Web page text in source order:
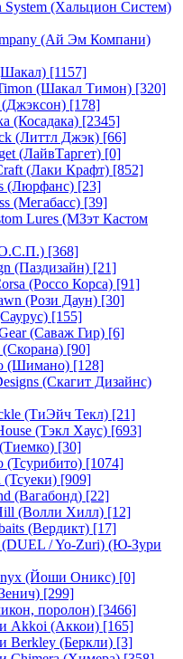
(Хальцион Систем)
(Ай Эм Компани)
[1157]
(Шакал Тимон) [320]
(Джэксон) [178]
(Косадака) [2345]
(Литтл Джэк) [66]
(ЛайвТаргет) [0]
(Лаки Крафт) [852]
(Люрфанс) [23]
(Мегабасс) [39]
Lures (МЗэт Кастом
[368]
(Паздизайн) [21]
(Россо Корса) [91]
(Рози Даун) [30]
[155]
(Саваж Гир) [6]
[90]
(Шимано) [128]
(Скагит Дизайнс)
(ТиЭйч Текл) [21]
(Тэкл Хаус) [693]
[30]
(Тсурибито) [1074]
[909]
(Вагабонд) [22]
(Волли Хилл) [12]
(Вердикт) [17]
/ Yo-Zuri) (Ю-Зури
(Йоши Оникс) [0]
[299]
поролон) [3466]
Akkoi (Аккои) [165]
Berkley (Беркли) [3]